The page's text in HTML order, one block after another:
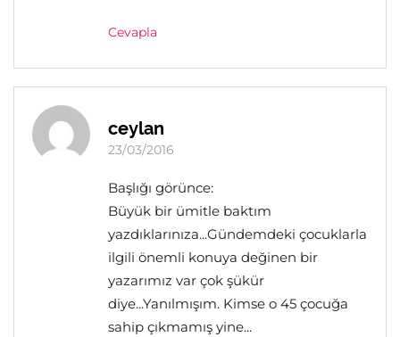
Cevapla
ceylan
23/03/2016
Başlığı görünce:
Büyük bir ümitle baktım
yazdıklarınıza...Gündemdeki çocuklarla
ilgili önemli konuya değinen bir
yazarımız var çok şükür
diye...Yanılmışım. Kimse o 45 çocuğa
sahip çıkmamış yine...